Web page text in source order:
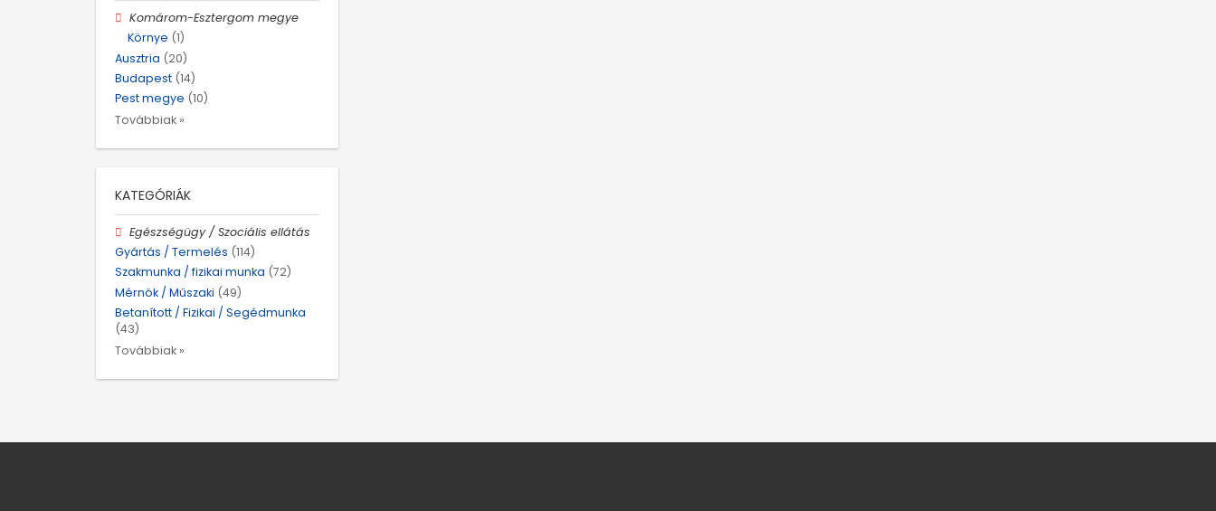
Komárom-Esztergom megye
Környe (1)
Ausztria (20)
Budapest (14)
Pest megye (10)
Továbbiak »
KATEGÓRIÁK
Egészségügy / Szociális ellátás
Gyártás / Termelés (114)
Szakmunka / fizikai munka (72)
Mérnök / Műszaki (49)
Betanított / Fizikai / Segédmunka
(43)
Továbbiak »